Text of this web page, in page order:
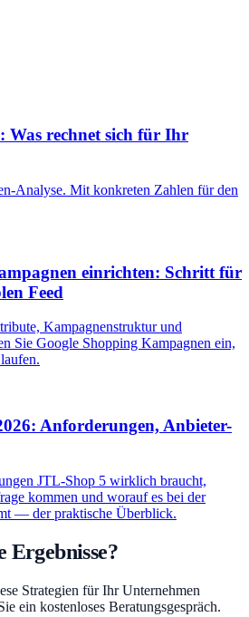
Was rechnet sich für Ihr
Analyse. Mit konkreten Zahlen für den
einrichten: Schritt für
Feed
Kampagnenstruktur und
Sie Google Shopping Kampagnen ein,
Anforderungen, Anbieter-
JTL-Shop 5 wirklich braucht,
kommen und worauf es bei der
— der praktische Überblick.
Ergebnisse?
Strategien für Ihr Unternehmen
ein kostenloses Beratungsgespräch.